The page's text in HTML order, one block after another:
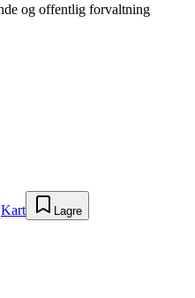
og offentlig forvaltning
Kart Lagre